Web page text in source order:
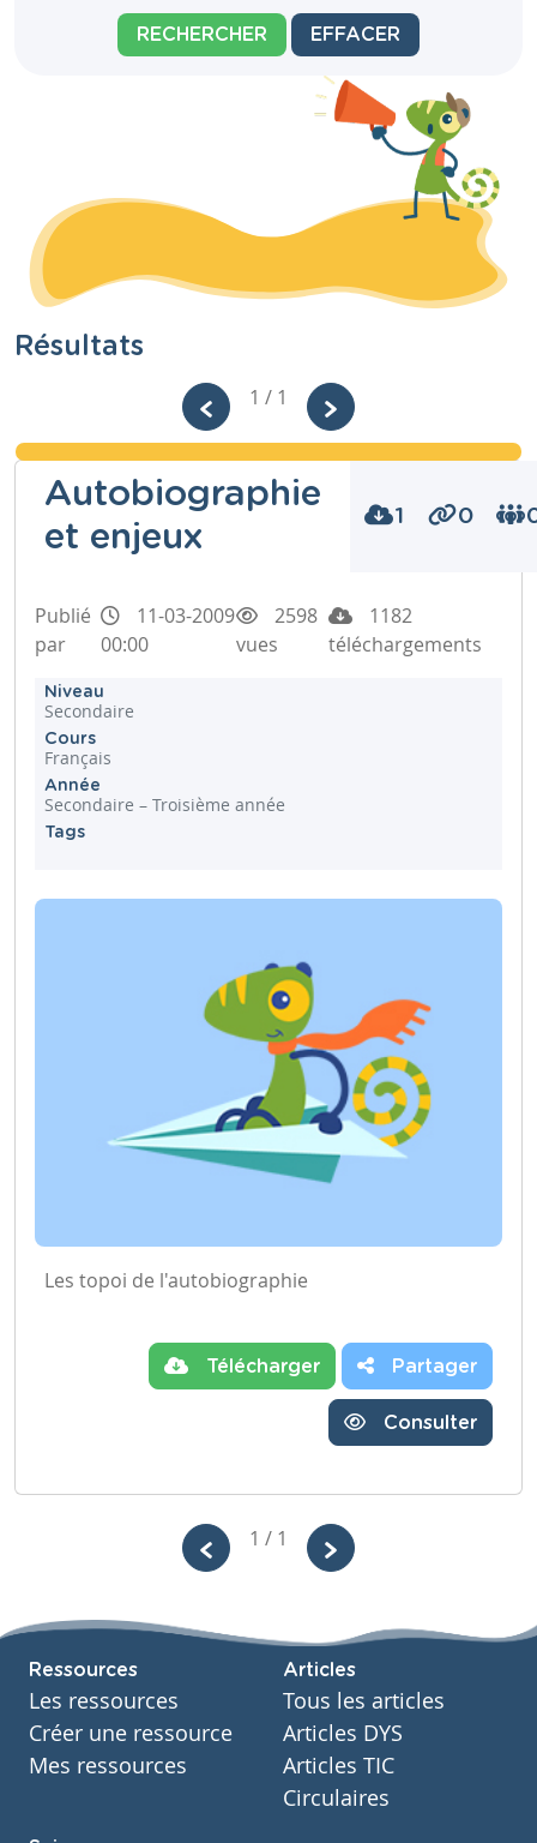
RECHERCHER EFFACER
Résultats
1 / 1
Autobiographie
et enjeux
1 0
Publié
par
11-03-2009
00:00
2598
vues
1182
téléchargements
Niveau
Secondaire
Cours
Français
Année
Secondaire – Troisième année
Tags
Les topoi de l'autobiographie
Télécharger Partager
Consulter
1 / 1
Ressources
Les ressources
Créer une ressource
Mes ressources
Articles
Tous les articles
Articles DYS
Articles TIC
Circulaires